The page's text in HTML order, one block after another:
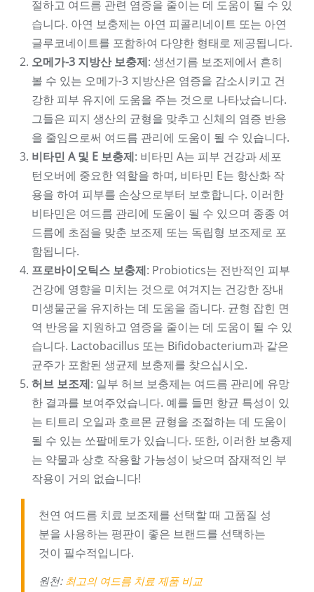
절하고 여드름 관련 염증을 줄이는 데 도움이 될 수 있
습니다. 아연 보충제는 아연 피콜리네이트 또는 아연
글루코네이트를 포함하여 다양한 형태로 제공됩니다.
오메가-3 지방산 보충제: 생선기름 보조제에서 흔히
볼 수 있는 오메가-3 지방산은 염증을 감소시키고 건
강한 피부 유지에 도움을 주는 것으로 나타났습니다.
그들은 피지 생산의 균형을 맞추고 신체의 염증 반응
을 줄임으로써 여드름 관리에 도움이 될 수 있습니다.
비타민 A 및 E 보충제: 비타민 A는 피부 건강과 세포
턴오버에 중요한 역할을 하며, 비타민 E는 항산화 작
용을 하여 피부를 손상으로부터 보호합니다. 이러한
비타민은 여드름 관리에 도움이 될 수 있으며 종종 여
드름에 초점을 맞춘 보조제 또는 독립형 보조제로 포
함됩니다.
프로바이오틱스 보충제: Probiotics는 전반적인 피부
건강에 영향을 미치는 것으로 여겨지는 건강한 장내
미생물군을 유지하는 데 도움을 줍니다. 균형 잡힌 면
역 반응을 지원하고 염증을 줄이는 데 도움이 될 수 있
습니다. Lactobacillus 또는 Bifidobacterium과 같은
균주가 포함된 생균제 보충제를 찾으십시오.
허브 보조제: 일부 허브 보충제는 여드름 관리에 유망
한 결과를 보여주었습니다. 예를 들면 항균 특성이 있
는 티트리 오일과 호르몬 균형을 조절하는 데 도움이
될 수 있는 쏘팔메토가 있습니다. 또한, 이러한 보충제
는 약물과 상호 작용할 가능성이 낮으며 잠재적인 부
작용이 거의 없습니다!
천연 여드름 치료 보조제를 선택할 때 고품질 성
분을 사용하는 평판이 좋은 브랜드를 선택하는
것이 필수적입니다.
원천: 최고의 여드름 치료 제품 비교